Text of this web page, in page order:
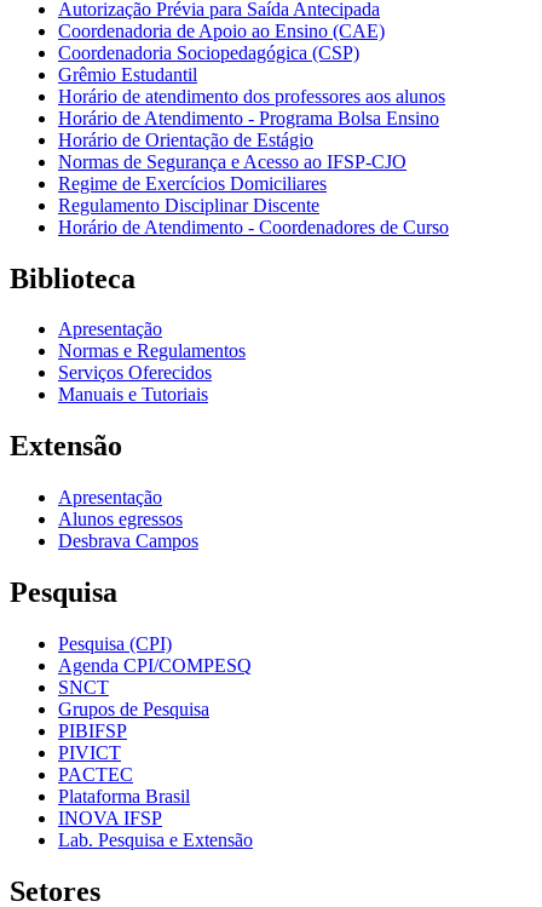
Autorização Prévia para Saída Antecipada
Coordenadoria de Apoio ao Ensino (CAE)
Coordenadoria Sociopedagógica (CSP)
Grêmio Estudantil
Horário de atendimento dos professores aos alunos
Horário de Atendimento - Programa Bolsa Ensino
Horário de Orientação de Estágio
Normas de Segurança e Acesso ao IFSP-CJO
Regime de Exercícios Domiciliares
Regulamento Disciplinar Discente
Horário de Atendimento - Coordenadores de Curso
Biblioteca
Apresentação
Normas e Regulamentos
Serviços Oferecidos
Manuais e Tutoriais
Extensão
Apresentação
Alunos egressos
Desbrava Campos
Pesquisa
Pesquisa (CPI)
Agenda CPI/COMPESQ
SNCT
Grupos de Pesquisa
PIBIFSP
PIVICT
PACTEC
Plataforma Brasil
INOVA IFSP
Lab. Pesquisa e Extensão
Setores